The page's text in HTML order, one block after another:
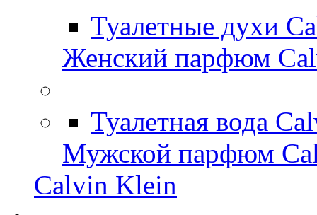
Туалетные духи
Женский парфюм
Туалетная вода
Мужской парфюм
Calvin Klein